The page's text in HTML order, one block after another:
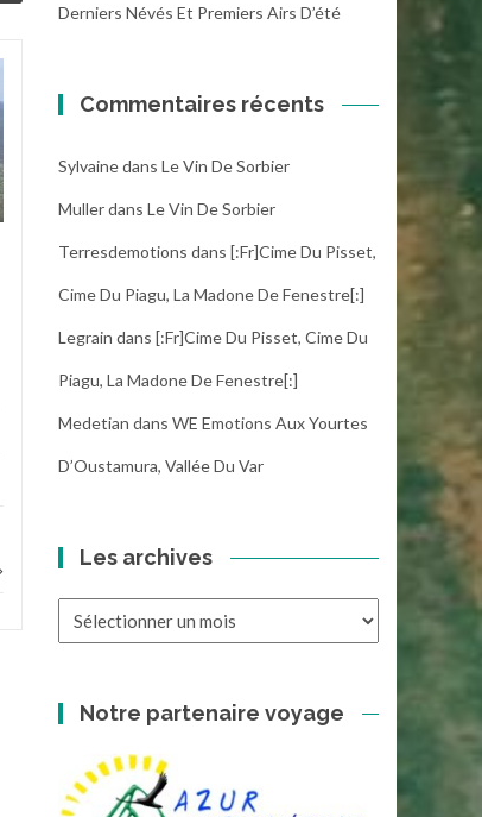
03
de Saint-Cézaire au
notre randonnée a
agréable, avec cette
impression...
Les niveaux,News,Niveau 2...
Lire la suite
06
Derniers Névés Et Premiers Airs D’été
Commentaires récents
Sylvainedans Le Vin De Sorbier
Mullerdans Le Vin De Sorbier
Terresdemotions dans [:fr]Cime Du Pisset,
Cime Du Piagu, La Madone De Fenestre[:]
Legrain dans [:fr]Cime Du Pisset, Cime Du
Piagu, La Madone De Fenestre[:]
Medetian dans WE Emotions Aux Yourtes
D’Oustamura, Vallée Du Var
Les archives
Notre partenaire voyage